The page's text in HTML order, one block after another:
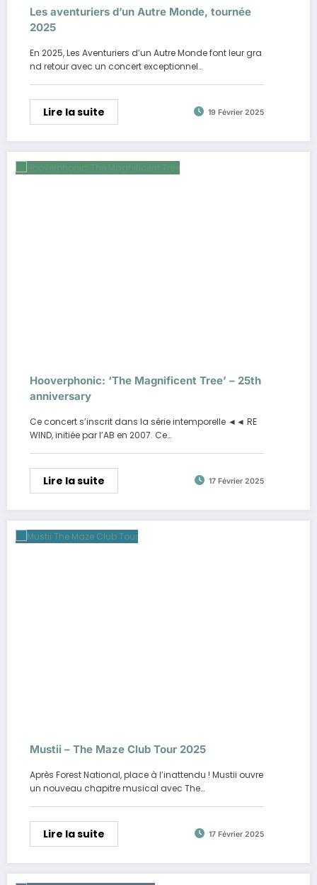
Les aventuriers d’un Autre Monde, tournée
2025
En 2025, Les Aventuriers d’un Autre Monde font leur gra
nd retour avec un concert exceptionnel…
Lire la suite 19 Février 2025
Hooverphonic: ‘The Magnificent Tree’ – 25th
anniversary
Ce concert s’inscrit dans la série intemporelle ◄◄ RE
WIND, initiée par l’AB en 2007. Ce…
Lire la suite 17 Février 2025
Mustii – The Maze Club Tour 2025
Après Forest National, place à l’inattendu ! Mustii ouvre
un nouveau chapitre musical avec The…
Lire la suite 17 Février 2025